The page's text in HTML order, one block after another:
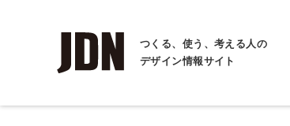
つくる、使う、考える人の
デザイン情報サイト